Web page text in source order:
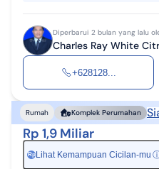
Diperbarui 2 bulan yang lalu
Charles Ray White
+628128...
Rumah Komplek Perumahan
Rp 1,9 Miliar
Rp Lihat Kemampuan Cicilan-mu